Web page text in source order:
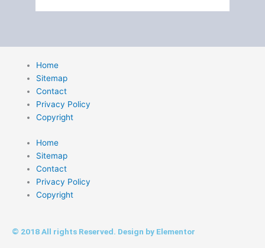
Home
Sitemap
Contact
Privacy Policy
Copyright
Home
Sitemap
Contact
Privacy Policy
Copyright
© 2018 All rights Reserved. Design by Elementor